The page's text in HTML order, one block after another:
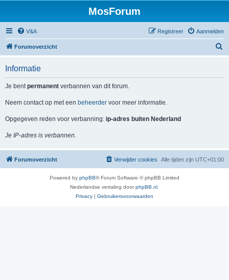
MosForum
V&A Aanmelden
Registreer
Forumoverzicht
Informatie
Je bentpermanent verbannen van dit forum.
Neem contact op met een beheerder voor meer informatie.
Opgegeven reden voor verbanning: ip-adres buiten Nederland
Je IP-adres is verbannen.
Forumoverzicht Alle tijden zijn UTC+01:00
Verwijder cookies
Powered by phpBB® Forum Software © phpBB Limited
Nederlandse vertaling doorphpBB.nl
Privacy | Gebruikersvoorwaarden